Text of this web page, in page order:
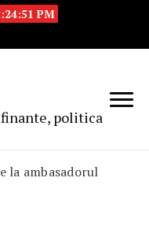
PM
politica
la ambasadorul